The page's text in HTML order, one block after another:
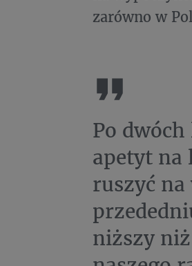
zarówno w
Po
apetyt na
ruszyć
niższy